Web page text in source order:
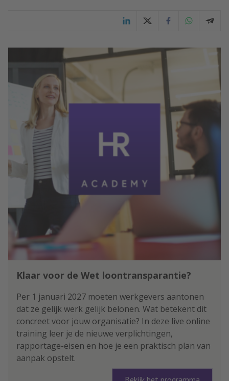
Klaar voor de Wet loontransparantie?
Per 1 januari 2027 moeten werkgevers aantonen
dat ze gelijk werk gelijk belonen. Wat betekent dit
concreet voor jouw organisatie? In deze live online
training leer je de nieuwe verplichtingen,
rapportage-eisen en hoe je een praktisch plan van
aanpak opstelt.